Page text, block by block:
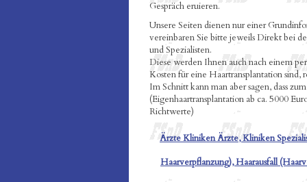
Gespräch eruieren.
Unsere Seiten dienen nur einer
vereinbaren Sie bitte jeweils Direkt bei
und Spezialisten.
Diese werden Ihnen auch nach einem
Kosten für eine Haartransplantation
Im Schnitt kann man aber sagen, dass
(Eigenhaartransplantation ab ca. 5000
Richtwerte)
Ärzte Kliniken Ärzte, Kliniken
Haarverpflanzung), Haarausfall